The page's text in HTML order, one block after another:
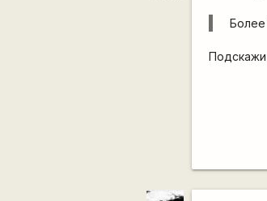
Более